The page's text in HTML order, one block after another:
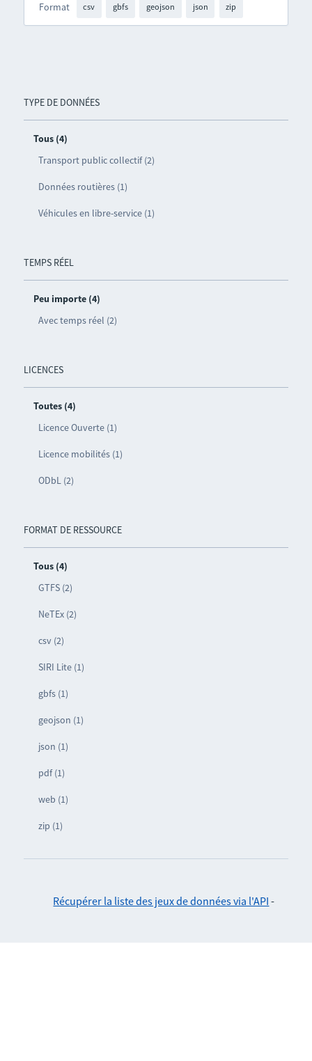
TYPE DE DONNÉES
Tous (4)
Transport public collectif (2)
Données routières (1)
Véhicules en libre-service (1)
TEMPS RÉEL
Peu importe (4)
Avec temps réel (2)
LICENCES
Toutes (4)
Licence Ouverte (1)
Licence mobilités (1)
ODbL (2)
FORMAT DE RESSOURCE
Tous (4)
GTFS (2)
NeTEx (2)
csv (2)
SIRI Lite (1)
gbfs (1)
geojson (1)
json (1)
pdf (1)
web (1)
zip (1)
Format csv gbfs geojson json zip
Récupérer la liste des jeux de données via l'API -